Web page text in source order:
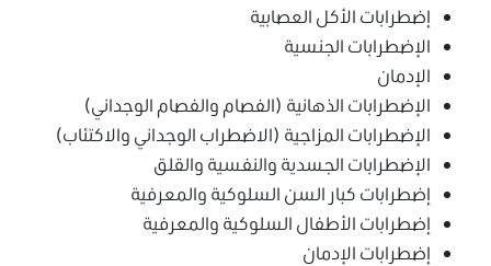
إضطرابات الأكل العصابية
الإضطرابات الجنسية
الإدمان
الإضطرابات الذهانية (الفصام والفصام الوجداني)
الإضطرابات المزاجية (الاضطراب الوجداني والاكتئاب)
الإضطرابات الجسدية والنفسية والقلق
إضطرابات كبار السن السلوكية والمعرفية
إضطرابات الأطفال السلوكية والمعرفية
إضطرابات الإدمان